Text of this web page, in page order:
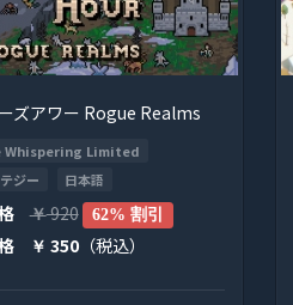
ズアワー Rogue Realms
Whispering Limited
ジー
日本語
￥920 62% 割引
￥ 350（税込）